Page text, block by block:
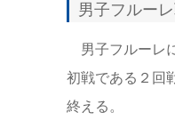
男子フルー
男子フルーレ
初戦である２回
終える。